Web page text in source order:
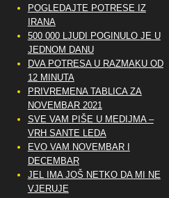
POGLEDAJTE POTRESE IZ
IRANA
500 000 LJUDI POGINULO JE U
JEDNOM DANU
DVA POTRESA U RAZMAKU OD
12 MINUTA
PRIVREMENA TABLICA ZA
NOVEMBAR 2021
SVE VAM PIŠE U MEDIJMA –
VRH SANTE LEDA
EVO VAM NOVEMBAR I
DECEMBAR
JEL IMA JOŠ NETKO DA MI NE
VJERUJE